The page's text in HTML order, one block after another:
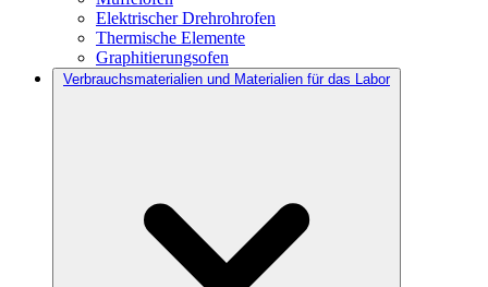
Elektrischer Drehrohrofen
Thermische Elemente
Graphitierungsofen
Verbrauchsmaterialien und Materialien für das Labor